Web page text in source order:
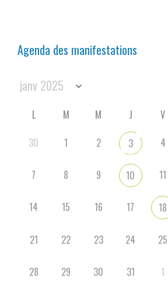
Agenda des manifestations
L M M J V
30
1 2 3 4
7 8 9 10 11
14 15 16 17 18
21 22 23 24 25
28 29 30 31 1